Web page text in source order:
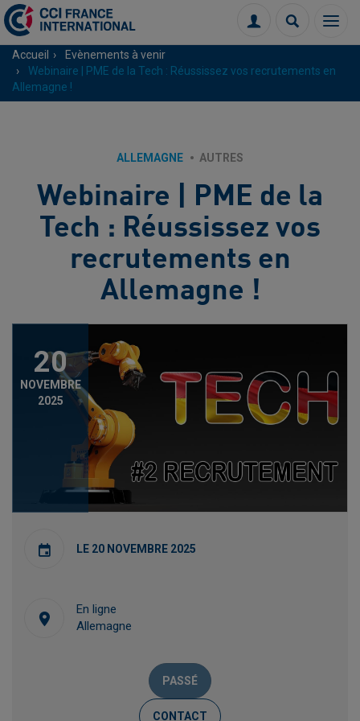
Menu
Connexion
Accueil
Evènements à venir
Webinaire | PME de la Tech : Réussissez vos recrutements en
Allemagne !
ALLEMAGNE AUTRES
Webinaire | PME de la
Tech : Réussissez vos
recrutements en
Allemagne !
20
NOVEMBRE
2025
LE 20 NOVEMBRE 2025
En ligne
Allemagne
PASSÉ
CONTACT